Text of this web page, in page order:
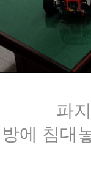
파
방에 침대